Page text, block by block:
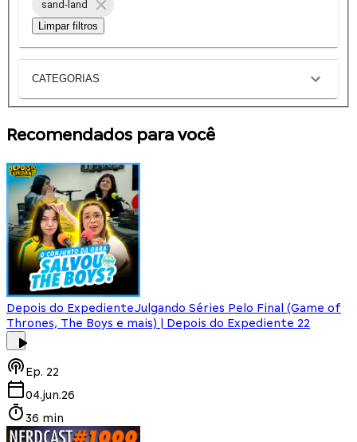
sand-land
Limpar filtros
CATEGORIAS
Recomendados para você
Depois do ExpedienteJulgando Séries Pelo Final (Game of
Thrones, The Boys e mais) | Depois do Expediente 22
Ep. 22
04.jun.26
36 min